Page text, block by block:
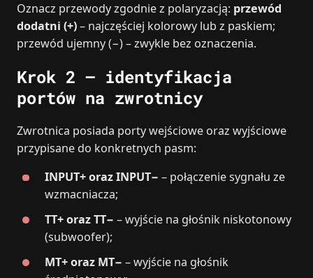
Oznacz przewody zgodnie z polaryzacją: przewód
dodatni (+)– najczęściej kolorowy lub z paskiem;
przewód ujemny (−) – zwykle bez oznaczenia.
Krok 2 – identyfikacja
portów na zwrotnicy
Zwrotnica posiada porty wejściowe oraz wyjściowe
przypisane do konkretnych pasm:
INPUT+ oraz INPUT− – połączenie sygnału ze
wzmacniacza;
TT+ oraz TT− – wyjście na głośnik niskotonowy
(subwoofer);
MT+ oraz MT− – wyjście na głośnik